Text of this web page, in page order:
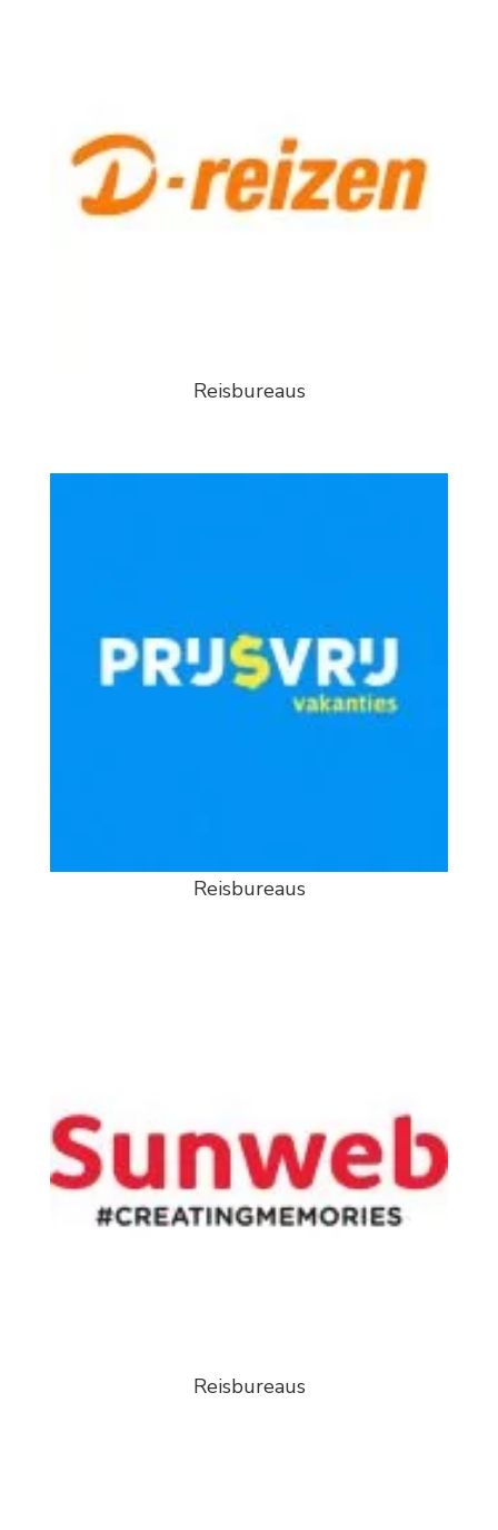
Reisbureaus
Reisbureaus
Reisbureaus